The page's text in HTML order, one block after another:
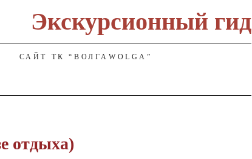
Экскурсионный гид
САЙТ ТК “ВОЛГАWOLGA”
отдыха)